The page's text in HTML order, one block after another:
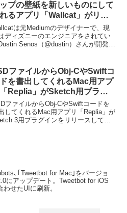
ップの壁紙を新しいものにして
るアプリ「Wallcat」がリリ
。は元Mediumのデザイナーで、現
ディズニーのエンジニアをされてい
Senos（@dustin）さんが開発し
てくれます。
ファイルからObj-CやSwiftコ
を書出してくれるMac用アプ
Replia」がSketch用プラグ
をリリース。
ファイルからObj-CやSwiftコードを
してくれるMac用アプリ「Replia」が
3用プラグインをリリースしてい
､｢Tweetbot for Mac｣をバージョ
にアップデート。Tweetbot for iOS
わせたUIに刷新。